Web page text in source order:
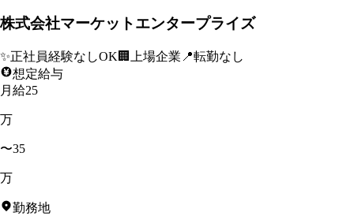
株式会社マーケットエンタープライズ
✨正社員経験なしOK 🏢 上場企業 📍転勤なし
想定給与
月給25
万
〜35
万
勤務地